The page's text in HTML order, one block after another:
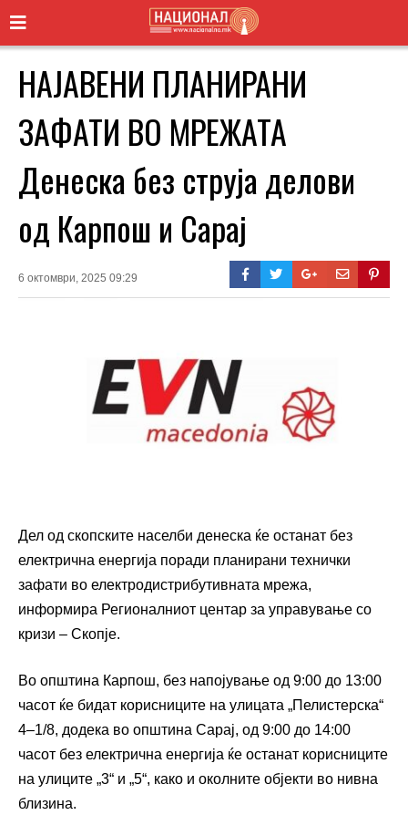
НАЈАВЕНИ ПЛАНИРАНИ
ЗАФАТИ ВО МРЕЖАТА
Денеска без струја делови
од Карпош и Сарај
6 октомври, 2025 09:29
Дел од скопските населби денеска ќе останат без
електрична енергија поради планирани технички
зафати во електродистрибутивната мрежа,
информира Регионалниот центар за управување со
кризи – Скопје.
Во општина Карпош, без напојување од 9:00 до 13:00
часот ќе бидат корисниците на улицата „Пелистерска“
4–1/8, додека во општина Сарај, од 9:00 до 14:00
часот без електрична енергија ќе останат корисниците
на улиците „3“ и „5“, како и околните објекти во нивна
близина.